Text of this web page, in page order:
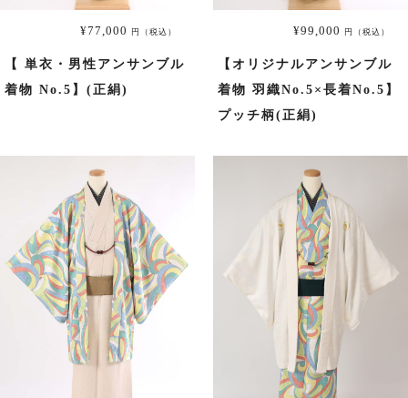
6月用の商品一覧へ
絽の商品一覧へ
男性用着物
男性用着物の商品一覧へ
¥77,000 円（税込）
【 単衣・男性アンサンブル
着物 No.5】(正絹)
¥99,000 円（税込）
【オリジナルアンサンブル
着物 羽織No.5×長着No.5】
プッチ柄(正絹)